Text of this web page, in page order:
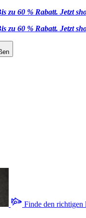
zu 60 % Rabatt. Jetzt
zu 60 % Rabatt. Jetzt
Finde den richtigen